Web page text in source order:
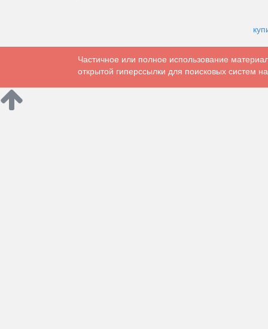
Частичное или полное использование
открытой гиперссылки для поисковых систем